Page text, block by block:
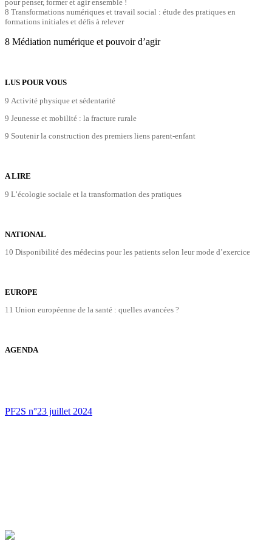
pour penser, former et agir ensemble !
8 Transformations numériques et travail social : étude des pratiques en
formations initiales et défis à relever
8 Médiation numérique et pouvoir d’agir
LUS POUR VOUS
9 Activité physique et sédentarité
9 Jeunesse et mobilité : la fracture rurale
9 Soutenir la construction des premiers liens parent-enfant
A LIRE
9 L’écologie sociale et la transformation des pratiques
NATIONAL
10 Disponibilité des médecins pour les patients selon leur mode d’exercice
EUROPE
11 Union européenne de la santé : quelles avancées ?
AGENDA
PF2S n°23 juillet 2024